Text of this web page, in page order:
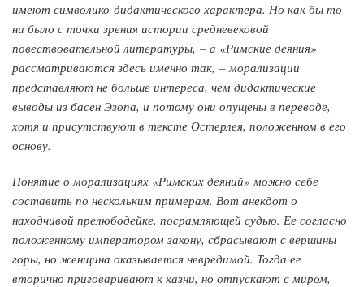
имеют символико-дидактического характера. Но как бы то
ни было с точки зрения истории средневековой
повествовательной литературы, – а «Римские деяния»
рассматриваются здесь именно так, – морализации
представляют не больше интереса, чем дидактические
выводы из басен Эзопа, и потому они опущены в переводе,
хотя и присутствуют в тексте Остерлея, положенном в его
основу.
Понятие о морализациях «Римских деяний» можно себе
составить по нескольким примерам. Вот анекдот о
находчивой прелюбодейке, посрамляющей судью. Ее согласно
положенному императором закону, сбрасывают с вершины
горы, но женщина оказывается невредимой. Тогда ее
вторично приговаривают к казни, но отпускают с миром,